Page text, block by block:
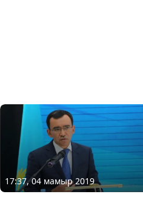
17:37, 04 мамыр 2019